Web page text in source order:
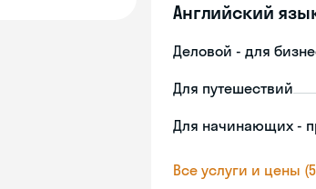
Английский
Деловой - для
Для путешествий
Для начинающих -
Все услуги и цены